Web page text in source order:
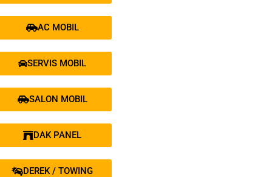
AC MOBIL
SERVIS MOBIL
SALON MOBIL
DAK PANEL
DEREK / TOWING